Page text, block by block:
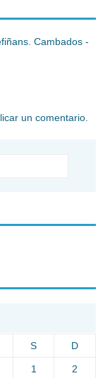
Cambados -
un comentario.
S D
1 2